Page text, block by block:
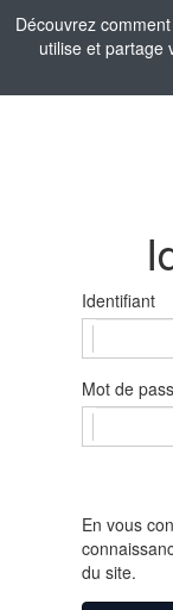
Découvrez
utilise et partage
Identifiant
Mot de
En vous
du site.